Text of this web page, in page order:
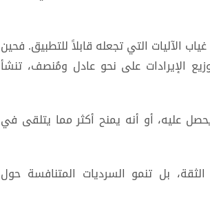
الآليات التي تجعله قابلاً للتطبيق. فحين
الإيرادات على نحو عادل ومُنصف، تنشأ
عليه، أو أنه يمنح أكثر مما يتلقى في
بل تنمو السرديات المتنافسة حول